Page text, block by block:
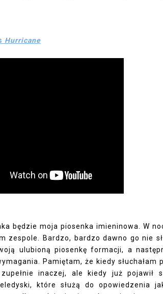
Hurricane
będzie moja piosenka imieninowa. W
zespole. Bardzo, bardzo dawno go nie
ulubioną piosenkę formacji, a
Pamiętam, że kiedy słuchałam
inaczej, ale kiedy już pojawił
które służą do opowiedzenia